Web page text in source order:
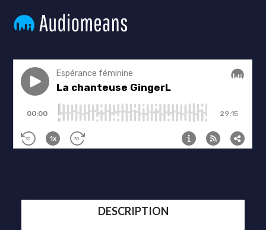
DESCRIPTION